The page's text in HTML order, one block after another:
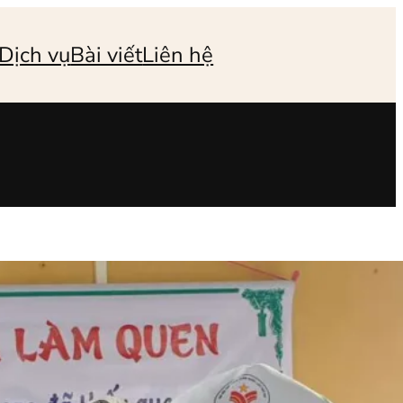
vụBài viếtLiên hệ
phòng chống ngược đãi
là một vấn đề nhức nhối nhưng
những cánh cửa gia đình đóng kín. Tổn